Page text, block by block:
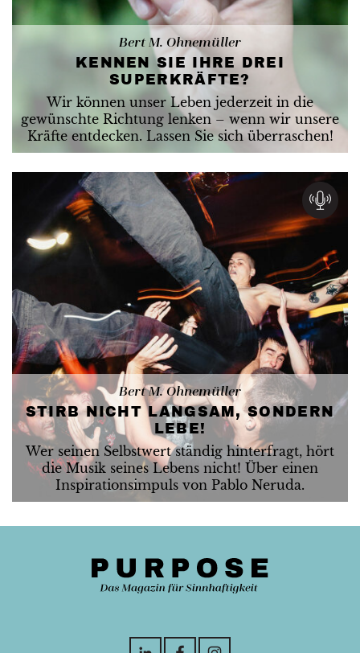
Bert M. Ohnemüller
KENNEN SIE IHRE DREI
SUPERKRÄFTE?
Wir können unser Leben jederzeit in die
gewünschte Richtung lenken – wenn wir unsere
Kräfte entdecken. Lassen Sie sich überraschen!
Bert M. Ohnemüller
STIRB NICHT LANGSAM, SONDERN
LEBE!
Wer seinen Selbstwert ständig hinterfragt, hört
die Musik seines Lebens nicht! Über einen
Inspirationsimpuls von Pablo Neruda.